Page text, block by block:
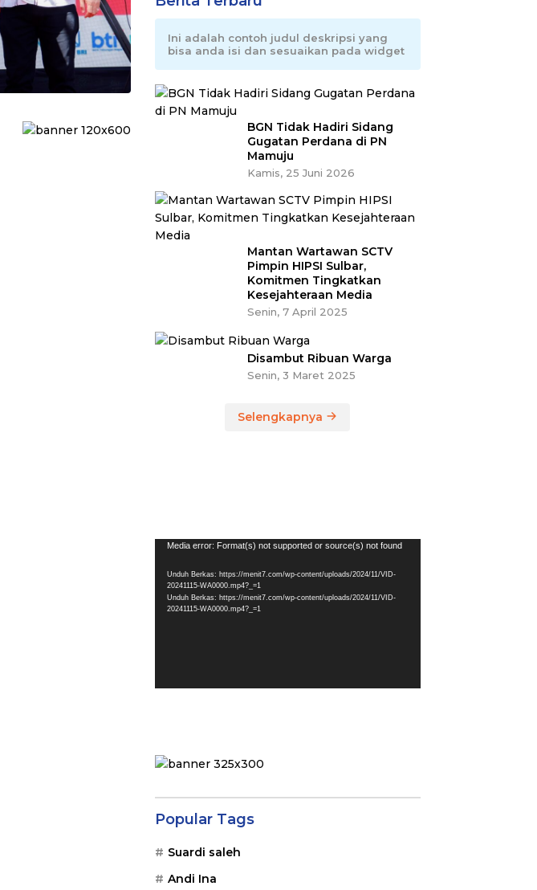
Ini adalah contoh judul deskripsi yang
bisa anda isi dan sesuaikan pada widget
BGN Tidak Hadiri Sidang
Gugatan Perdana di PN
Mamuju
Kamis, 25 Juni 2026
Mantan Wartawan SCTV
Pimpin HIPSI Sulbar,
Komitmen Tingkatkan
Kesejahteraan Media
Senin, 7 April 2025
Disambut Ribuan Warga
Senin, 3 Maret 2025
Selengkapnya
Pemutar
Media error: Format(s) not supported or source(s) not found
Unduh Berkas: https://menit7.com/wp-content/uploads/2024/11/VID-
20241115-WA0000.mp4?_=1
Unduh Berkas: https://menit7.com/wp-content/uploads/2024/11/VID-
20241115-WA0000.mp4?_=1
Popular Tags
Suardi saleh
Andi Ina